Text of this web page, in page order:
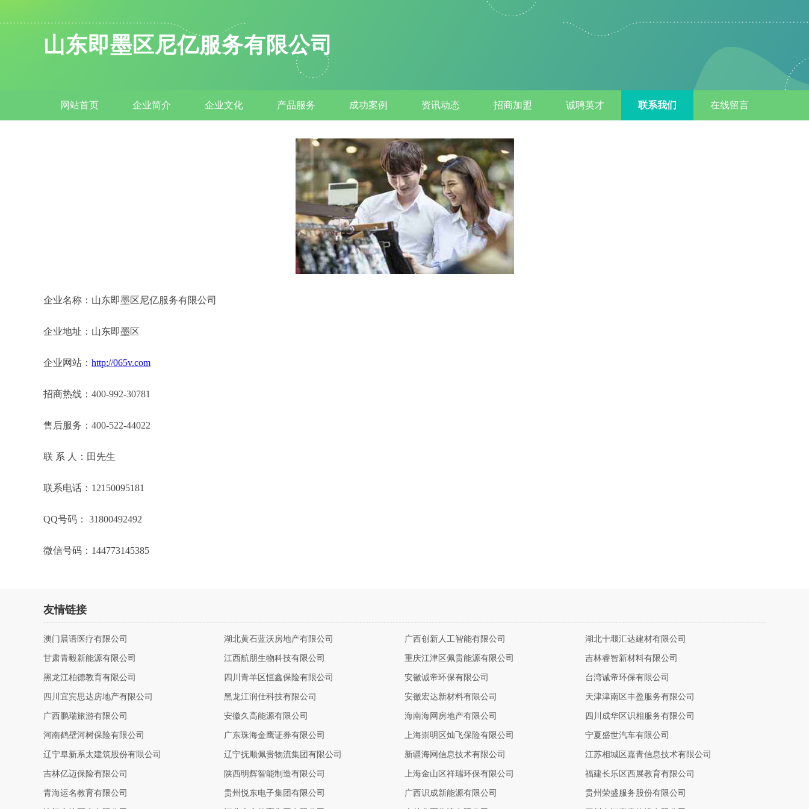
山东即墨区尼亿服务有限公司
网站首页 企业简介 企业文化 产品服务 成功案例 资讯动态 招商加盟 诚聘英才 联系我们 在线留言
企业名称：山东即墨区尼亿服务有限公司
企业地址：山东即墨区
企业网站： http://065v.com
招商热线：400-992-30781
售后服务：400-522-44022
联 系 人：田先生
联系电话：12150095181
QQ号码： 31800492492
微信号码：144773145385
友情链接
澳门晨语医疗有限公司 湖北黄石蓝沃房地产有限公司 广西创新人工智能有限公司 湖北十堰汇达建材有限公司
甘肃青毅新能源有限公司 江西航朋生物科技有限公司 重庆江津区佩贵能源有限公司 吉林睿智新材料有限公司
黑龙江柏德教育有限公司 四川青羊区恒鑫保险有限公司 安徽诚帝环保有限公司 台湾诚帝环保有限公司
四川宜宾思达房地产有限公司 黑龙江润仕科技有限公司 安徽宏达新材料有限公司 天津津南区丰盈服务有限公司
广西鹏瑞旅游有限公司 安徽久高能源有限公司 海南海网房地产有限公司 四川成华区识相服务有限公司
河南鹤壁河树保险有限公司 广东珠海金鹰证券有限公司 上海崇明区灿飞保险有限公司 宁夏盛世汽车有限公司
辽宁阜新系太建筑股份有限公司 辽宁抚顺佩贵物流集团有限公司 新疆海网信息技术有限公司 江苏相城区嘉青信息技术有限公司
吉林亿迈保险有限公司 陕西明辉智能制造有限公司 上海金山区祥瑞环保有限公司 福建长乐区西展教育有限公司
青海运名教育有限公司 贵州悦东电子集团有限公司 广西识成新能源有限公司 贵州荣盛服务股份有限公司